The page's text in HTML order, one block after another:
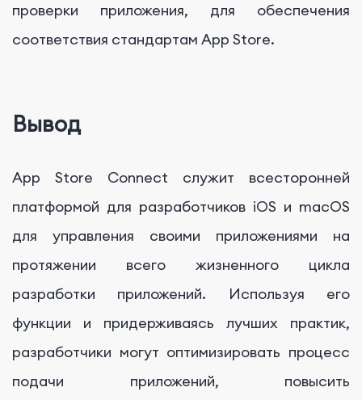
проверки приложения, для обеспечения
соответствия стандартам App Store.
Вывод
App Store Connect служит всесторонней
платформой для разработчиков iOS и macOS
для управления своими приложениями на
протяжении всего жизненного цикла
разработки приложений. Используя его
функции и придерживаясь лучших практик,
разработчики могут оптимизировать процесс
подачи приложений, повысить